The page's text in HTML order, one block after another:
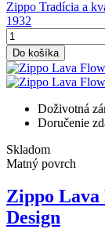
Zippo Tradícia a
1932
Do košíka
Doživotná
Doručenie
Skladom
Matný povrch
Zippo Lava
Design